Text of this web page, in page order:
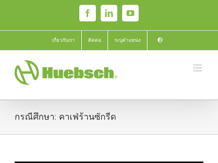
content
FacebookLinkedInYouTube
เกี่ยวกับเรา ติดต่อ ระบุตำแหน่ง
กรณีศึกษา: คาเฟ่ร้านซักรีด